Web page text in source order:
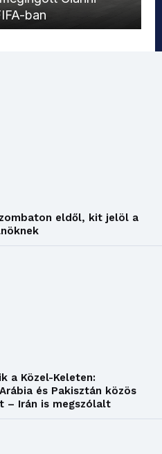
ban
eldől, kit jelöl a
a Közel-Keleten:
és Pakisztán közös
– Irán is megszólalt